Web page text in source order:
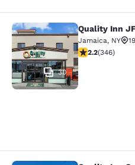
Quality Inn JFK
30
Quality Inn
Jamaica, NY
Calificación de
2.2(346)